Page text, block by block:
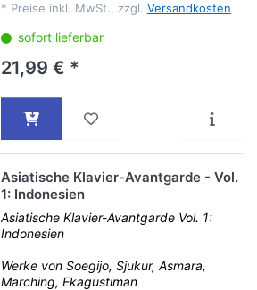
* Preise inkl. MwSt., zzgl. Versandkosten
sofort lieferbar
21,99 € *
Asiatische Klavier-Avantgarde - Vol.
1: Indonesien
Asiatische Klavier-Avantgarde Vol. 1:
Indonesien
Werke von Soegijo, Sjukur, Asmara,
Marching, Ekagustiman